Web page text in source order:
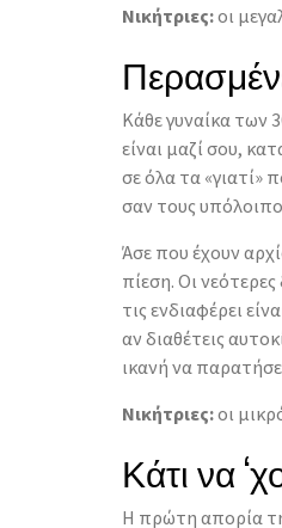
Νικήτριες:οι
Κάθε γυναίκα των
είναι μαζί σου,
σε όλα τα «γιατί»
σαν τους
Άσε που έχουν
πίεση. Οι
τις ενδιαφέρει
αν διαθέτεις
ικανή να
Νικήτριες:οι
Κάτι να
Η πρώτη απορία